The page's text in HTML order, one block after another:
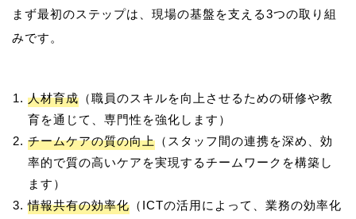
まず最初のステップは、現場の基盤を支える3つの取り組
人材育成 （職員のスキルを向上させるための研修や教
育を通じて、専門性を強化します）
チームケアの質の向上 （スタッフ間の連携を深め、効
率的で質の高いケアを実現するチームワークを構築し
ます）
情報共有の効率化 （ICTの活用によって、業務の効率化